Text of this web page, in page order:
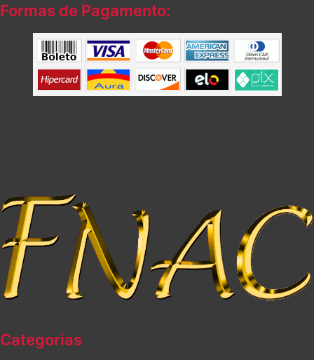
Formas de Pagamento:
Categorias